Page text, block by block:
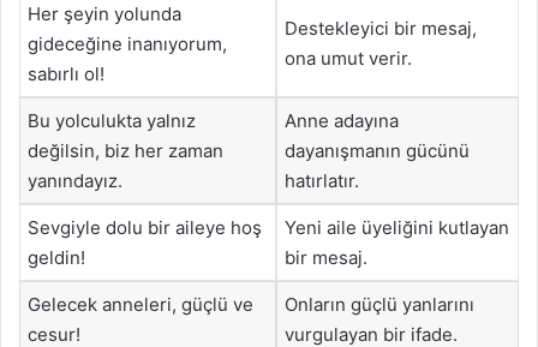
Her şeyin yolunda
gideceğine inanıyorum,
sabırlı ol!
Destekleyici bir mesaj,
ona umut verir.
Bu yolculukta yalnız
değilsin, biz her zaman
yanındayız.
Anne adayına
dayanışmanın gücünü
hatırlatır.
Sevgiyle dolu bir aileye hoş
geldin!
Yeni aile üyeliğini kutlayan
bir mesaj.
Gelecek anneleri, güçlü ve
cesur!
Onların güçlü yanlarını
vurgulayan bir ifade.